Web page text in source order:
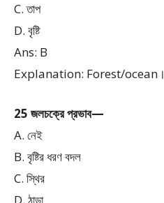
C. তাপ
D. বৃষ্টি
Ans: B
Explanation: Forest/ocean।
25 জলচক্রে প্রভাব—
A. নেই
B. বৃষ্টির ধরণ বদল
C. স্থির